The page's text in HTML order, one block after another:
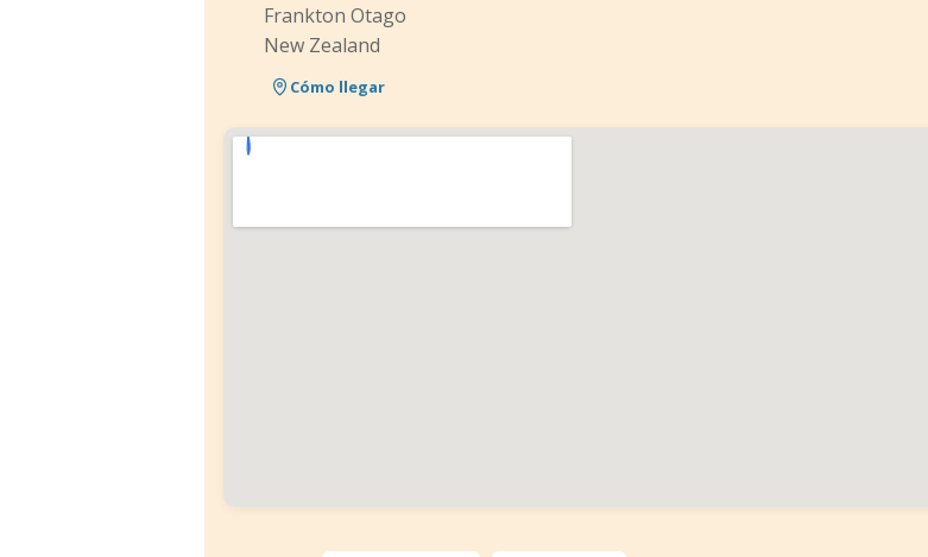
Frankton Otago
New Zealand
Cómo llegar